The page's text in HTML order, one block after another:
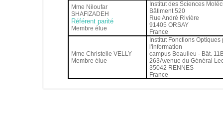
Mme Niloufar
SHAFIZADEH
Référent parité
Membre élue
Institut des Sciences
Bâtiment 520
Rue André Rivière
91405 ORSAY
France
Mme Christelle VELLY
Membre élue
Institut Fonctions
l'information
campus Beaulieu - Bât.
263Avenue du Général
35042 RENNES
France